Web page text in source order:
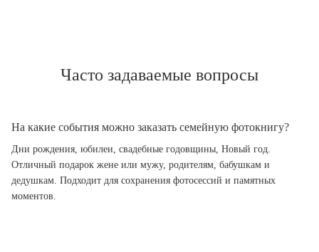
Часто задаваемые вопросы
На какие события можно заказать семейную фотокнигу?
Дни рождения, юбилеи, свадебные годовщины, Новый год.
Отличный подарок жене или мужу, родителям, бабушкам и
дедушкам. Подходит для сохранения фотосессий и памятных
моментов.